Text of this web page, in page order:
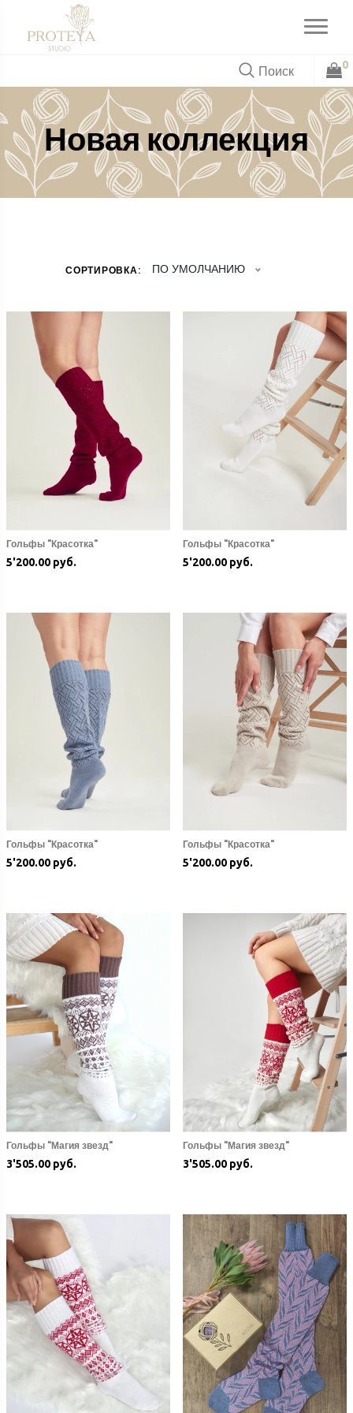
0
Новая коллекция
СОРТИРОВКА: ПО УМОЛЧАНИЮ
Гольфы "Красотка"
5'200.00 руб.
Гольфы "Красотка"
5'200.00 руб.
Гольфы "Красотка"
5'200.00 руб.
Гольфы "Красотка"
5'200.00 руб.
Гольфы "Магия звезд"
3'505.00 руб.
Гольфы "Магия звезд"
3'505.00 руб.